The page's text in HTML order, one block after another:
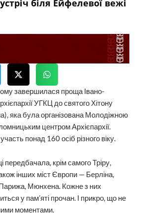
біля Ейфелевої вежі
завершилася проща Івано-
УГКЦ до святого Хітону
яка була організована Молодіжною
центром Архієпархії.
понад 160 осіб різного віку.
передбачала, крім самого Тріру,
інших міст Європи — Берліна,
Мюнхена. Кожне з них
у пам’яті прочан. І прикро, що не
моментами.